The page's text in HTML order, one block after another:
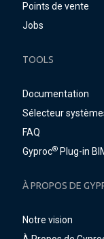
Points de vente
Jobs
TOOLS
Documentation
Sélecteur
FAQ
Gyproc® Plug-in
À PROPOS DE
Notre vision